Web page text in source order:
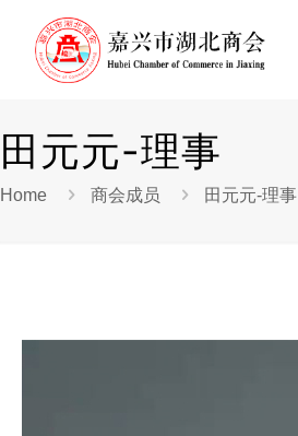
田元元-理事
Home 商会成员 田元元-理事